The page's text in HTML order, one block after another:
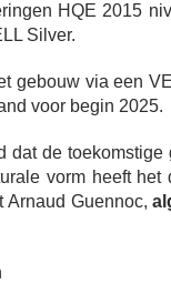
HQE 2015
Silver.
gebouw via een
voor begin 2025.
dat de
vorm heeft
Arnaud Guennoc,